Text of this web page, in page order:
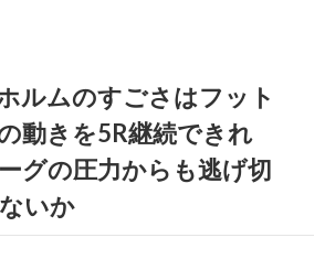
ルムのすごさはフット
動きを5R継続できれ
グの圧力からも逃げ切
いか